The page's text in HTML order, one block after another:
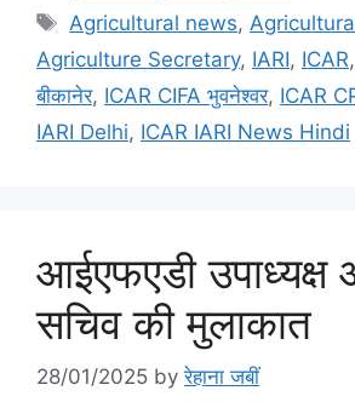
Agricultural news,
Agriculture Secretary, IARI, ICAR,
बीकानेर, ICAR CIFA भुवनेश्वर, ICAR
IARI Delhi, ICAR IARI News Hindi
आईएफएडी उपाध्यक्ष
सचिव की मुलाकात
28/01/2025 byरेहाना जबीं